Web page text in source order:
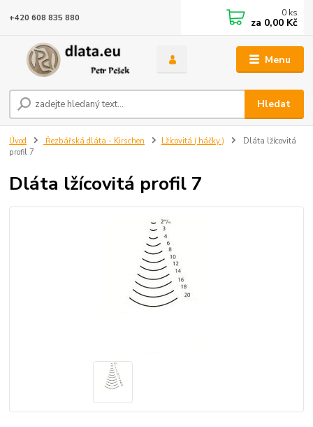
Menu
Hledat
+420 608 835 880 0 ks
za 0,00 Kč
Úvod Řezbářská dláta - Kirschen Lžícovitá ( háčky )
Dláta lžícovitá
profil 7
Dláta lžícovitá profil 7